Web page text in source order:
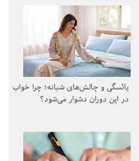
یائسگی و چالش‌های شبانه؛ چرا خواب
در این دوران دشوار می‌شود؟